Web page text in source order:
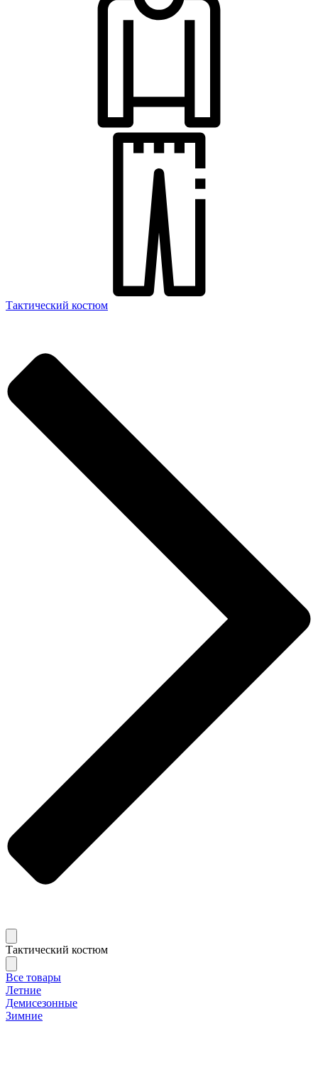
Тактический костюм
Тактический костюм
Все товары
Летние
Демисезонные
Зимние